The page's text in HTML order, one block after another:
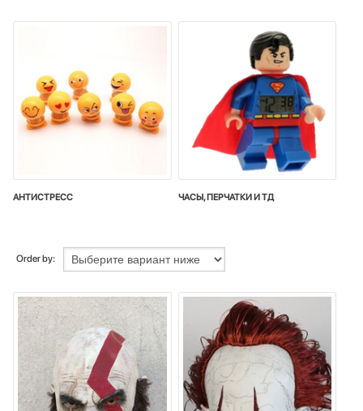
АНТИСТРЕСС ЧАСЫ, ПЕРЧАТКИ И ТД
Order by: